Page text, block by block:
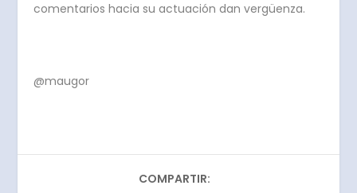
comentarios hacia su actuación dan vergüenza.
@maugor
COMPARTIR: